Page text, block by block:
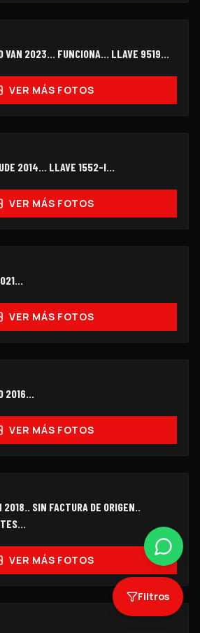
Filtros
VAN 2023... FUNCIONA... LLAVE 9519...
VER MÁS FOTOS
2014... LLAVE 1552-I…
VER MÁS FOTOS
VER MÁS FOTOS
2016…
VER MÁS FOTOS
2018.. SIN FACTURA DE ORIGEN..
VER MÁS FOTOS